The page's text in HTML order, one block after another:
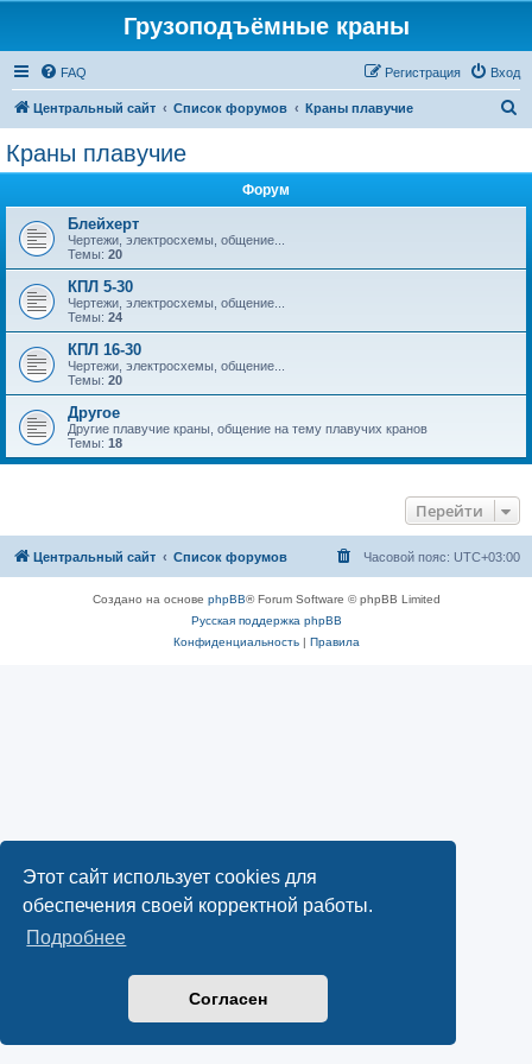
Этот сайт использует cookies для
обеспечения своей корректной работы.
Подробнее
Согласен
Грузоподъёмные краны
FAQ Вход
Регистрация
Центральный сайт Список форумов Краны плавучие
Краны плавучие
Форум
Блейхерт
Чертежи, электросхемы, общение...
Темы: 20
КПЛ 5-30
Чертежи, электросхемы, общение...
Темы: 24
КПЛ 16-30
Чертежи, электросхемы, общение...
Темы: 20
Другое
Другие плавучие краны, общение на тему плавучих кранов
Темы: 18
Перейти
Центральный сайт Список форумов Часовой пояс: UTC+03:00
Создано на основе phpBB® Forum Software © phpBB Limited
Русская поддержка phpBB
Конфиденциальность| Правила